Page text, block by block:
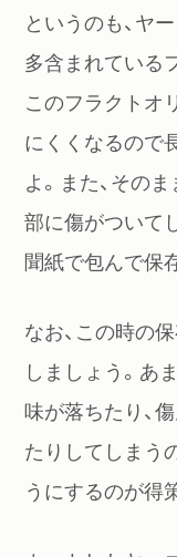
というのも、ヤ
多含まれている
このフラクトオ
にくくなるので
よ。また、その
部に傷がついて
聞紙で包んで保
なお、この時の
しましょう。あ
味が落ちたり、
たりしてしまう
うにするのが得